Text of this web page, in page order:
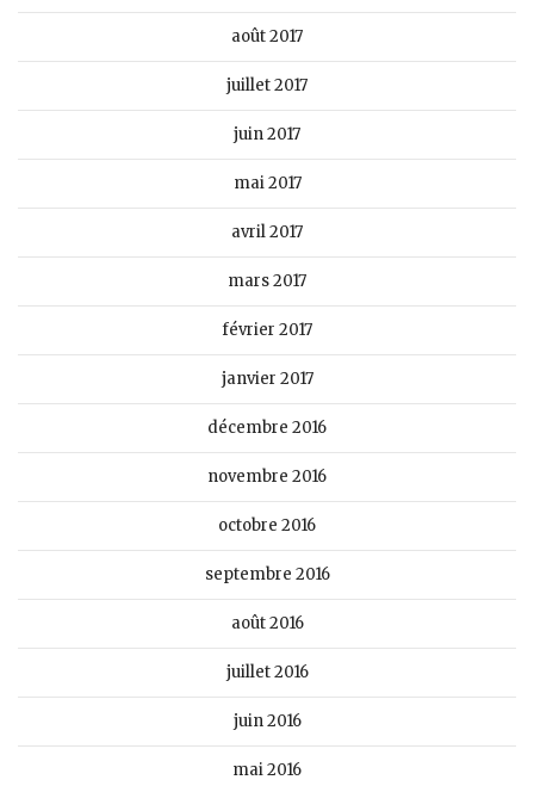
août 2017
juillet 2017
juin 2017
mai 2017
avril 2017
mars 2017
février 2017
janvier 2017
décembre 2016
novembre 2016
octobre 2016
septembre 2016
août 2016
juillet 2016
juin 2016
mai 2016